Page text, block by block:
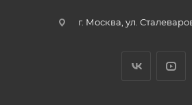
г. Москва, ул.